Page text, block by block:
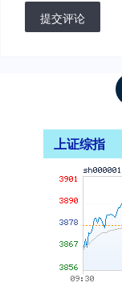
提交评论
上证综指